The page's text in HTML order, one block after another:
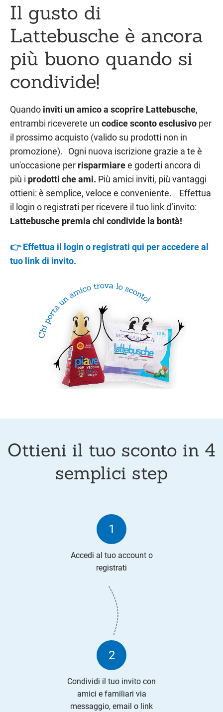
Il gusto di
Lattebusche è ancora
più buono quando si
condivide!
Quando inviti un amico a scoprire Lattebusche,
entrambi riceverete un codice sconto esclusivo per
il prossimo acquisto (valido su prodotti non in
promozione). Ogni nuova iscrizione grazie a te è
un'occasione per risparmiaree goderti ancora di
più i prodotti che ami. Più amici inviti, più vantaggi
ottieni: è semplice, veloce e conveniente. Effettua
il login o registrati per ricevere il tuo link d’invito:
Lattebusche premia chi condivide la bontà!
👉 Effettua il login o registrati qui per accedere al
tuo link di invito.
Ottieni il tuo sconto in 4
semplici step
1
Accedi al tuo account o
registrati
2
Condividi il tuo invito con
amici e familiari via
messaggio, email o link